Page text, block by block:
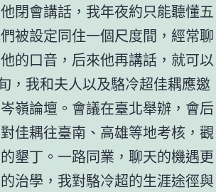
閉會講話，我年夜約只能聽懂五
被設定同住一個尺度間，經常聊
的口音，后來他再講話，就可以
，我和夫人以及駱冷超佳耦應邀
嶺論壇。會議在臺北舉辦，會后
佳耦往臺南、高雄等地考核，觀
墾丁。一路同業，聊天的機遇更
治學，我對駱冷超的生涯途徑與